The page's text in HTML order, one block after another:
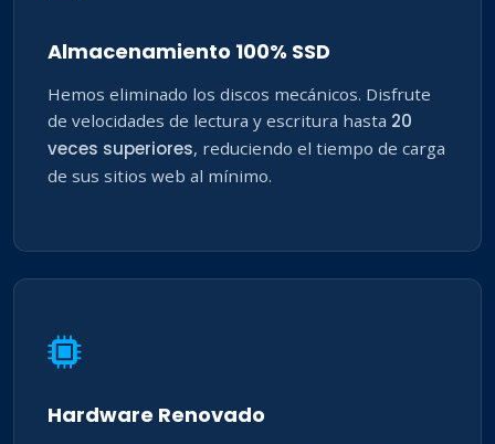
Almacenamiento 100% SSD
Hemos eliminado los discos mecánicos. Disfrute
de velocidades de lectura y escritura hasta 20
veces superiores, reduciendo el tiempo de carga
de sus sitios web al mínimo.
Hardware Renovado